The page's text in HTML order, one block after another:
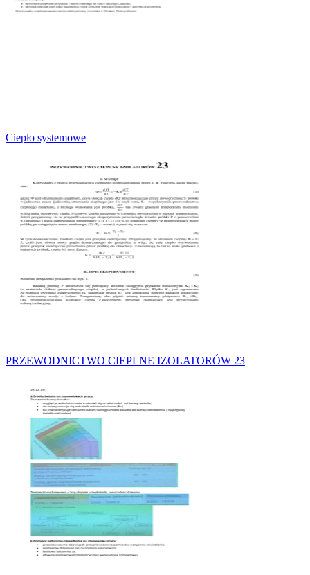
Ciepło systemowe
PRZEWODNICTWO CIEPLNE IZOLATORÓW 23